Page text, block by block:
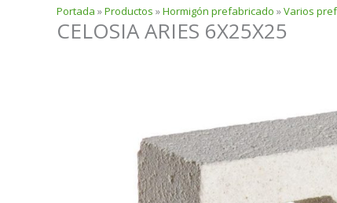
Portada »Productos »Hormigón prefabricado »Varios
CELOSIA ARIES 6X25X25